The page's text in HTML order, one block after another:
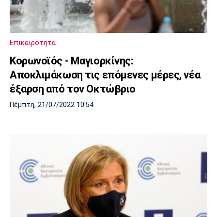
Πολιτισμός
Τραγούδια
Cine Spot
Running
Media
Πρόγραμμα TV
Ιωνικός
Μπαρτσελόνα
Μάντσεστερ
Γιουνάιτεντ
Τσέλσι Άρσεναλ
Επικαιρότητα
Κορωνοϊός - Μαγιορκίνης:
Αποκλιμάκωση τις επόμενες μέρες, νέα
έξαρση από τον Οκτώβριο
Πέμπτη, 21/07/2022 10:54